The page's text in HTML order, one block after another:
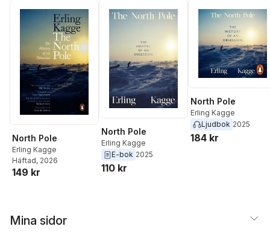
North Pole
Erling Kagge
Häftad, 2026
149 kr
North Pole
Erling Kagge
E-bok 2025
110 kr
North Pole
Erling Kagge
Ljudbok 2025
184 kr
Mina sidor